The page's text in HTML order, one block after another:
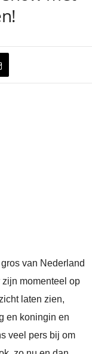
van Nederland
momenteel op
laten zien,
en koningin en
veel pers bij om